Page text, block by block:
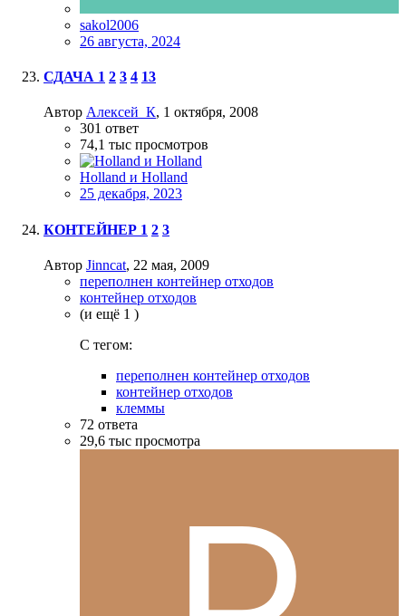
sakol2006
26 августа, 2024
СДАЧА 1 2 3 4 13
Автор Алексей_К, 1 октября, 2008
301 ответ
74,1 тыс просмотров
Holland и Holland
25 декабря, 2023
КОНТЕЙНЕР 1 2 3
Автор Jinncat, 22 мая, 2009
переполнен контейнер отходов
контейнер отходов
(и ещё 1 )
C тегом:
переполнен контейнер отходов
контейнер отходов
клеммы
72 ответа
29,6 тыс просмотра